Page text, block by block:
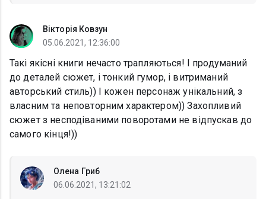
Вікторія Ковзун
05.06.2021, 12:36:00
Такі якісні книги нечасто трапляються! І продуманий
до деталей сюжет, і тонкий гумор, і витриманий
авторський стиль)) І кожен персонаж унікальний, з
власним та неповторним характером)) Захопливий
сюжет з несподіваними поворотами не відпускав до
самого кінця!))
Олена Гриб
06.06.2021, 13:21:02